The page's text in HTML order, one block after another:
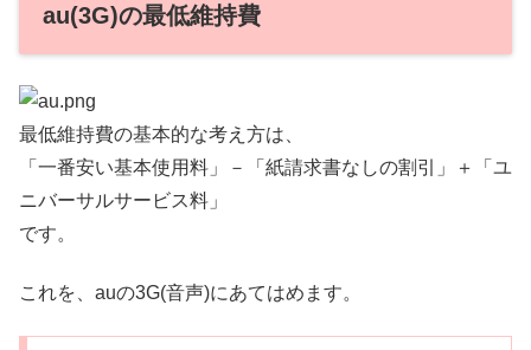
au(3G)の最低維持費
最低維持費の基本的な考え方は、
「一番安い基本使用料」－「紙請求書なしの割引」＋「ユ
ニバーサルサービス料」
です。
これを、auの3G(音声)にあてはめます。